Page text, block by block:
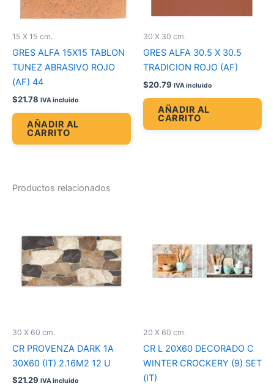
15 X 15 cm.
GRES ALFA 15X15 TABLON
TUNEZ ABRASIVO ROJO
(AF) 44
$21.78 IVA incluido
AÑADIR AL
CARRITO
30 X 30 cm.
GRES ALFA 30.5 X 30.5
TRADICION ROJO (AF)
$20.79 IVA incluido
AÑADIR AL
CARRITO
Productos relacionados
30 X 60 cm.
CR PROVENZA DARK 1A
30X60 (IT) 2.16M2 12 U
$21.29 IVA incluido
20 X 60 cm.
CR L 20X60 DECORADO C
WINTER CROCKERY (9) SET
(IT)